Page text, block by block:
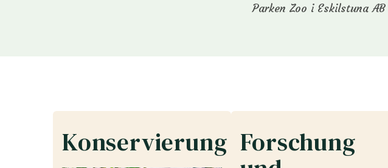
Parken Zoo i Eskilstuna
Konservierung Forschung